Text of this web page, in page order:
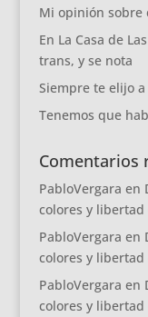
Mi opinión sobre
En La Casa de
trans, y se nota
Siempre te elijo
Tenemos que
Comentarios
PabloVergara en
colores y
PabloVergara en
colores y
PabloVergara en
colores y